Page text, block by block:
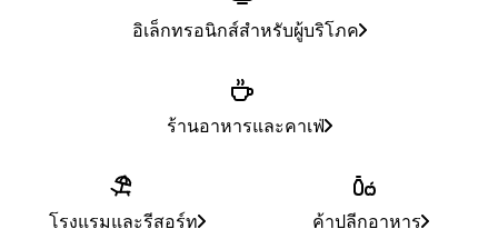
อิเล็กทรอนิกส์สำหรับผู้บริโภค
ร้านอาหารและคาเฟ่
โรงแรมและรีสอร์ท ค้าปลีกอาหาร